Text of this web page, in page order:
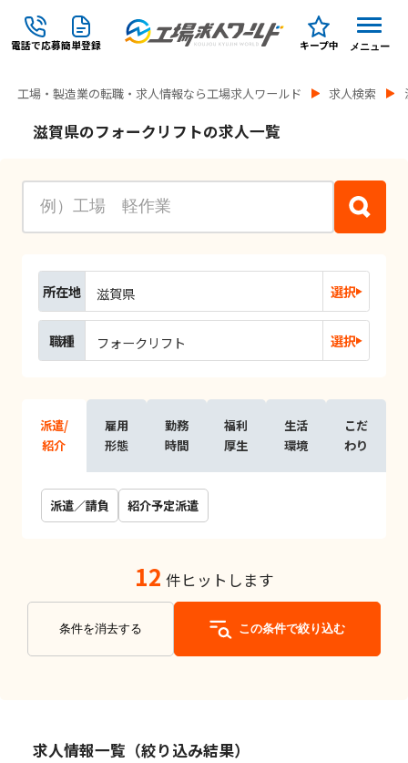
電話で応募簡単登録 キープ中 メニュー
工場・製造業の転職・求人情報なら工場求人ワールド 求人検索
滋賀県のフォークリフトの求人一覧
所在地 滋賀県 選択
職種 フォークリフト 選択
派遣/
紹介
雇用
形態
勤務
時間
福利
厚生
生活
環境
こだ
わり
派遣／請負 紹介予定派遣
12 件ヒットします
条件を消去する この条件で絞り込む
求人情報一覧（絞り込み結果）